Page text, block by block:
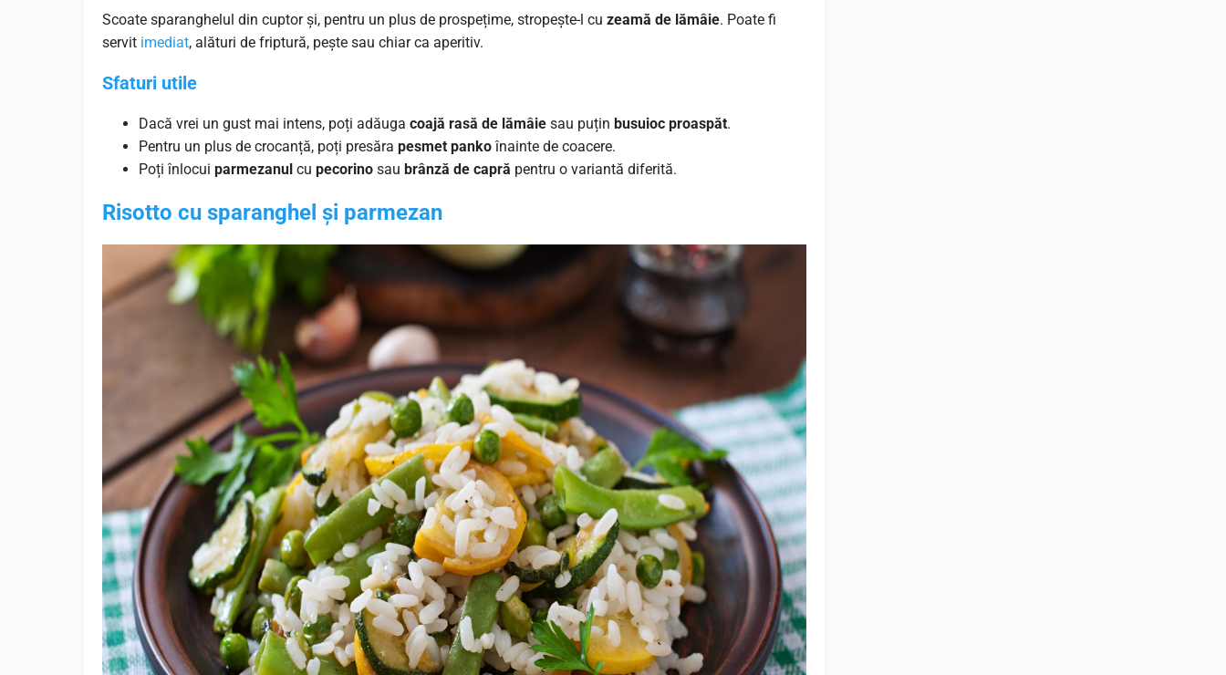
Scoate sparanghelul din cuptor și, pentru un plus de prospețime, stropește-l cu zeamă de lămâie. Poate fi
servit imediat, alături de friptură, pește sau chiar ca aperitiv.
Sfaturi utile
Dacă vrei un gust mai intens, poți adăuga coajă rasă de lămâie sau puțin busuioc proaspăt.
Pentru un plus de crocanță, poți presăra pesmet pankoînainte de coacere.
Poți înlocui parmezanul cu pecorino sau brânză de capră pentru o variantă diferită.
Risotto cu sparanghel și parmezan